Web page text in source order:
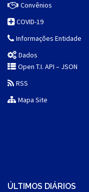
Convênios
COVID-19
Informações Entidade
Dados
Open T.I. API – JSON
RSS
Mapa Site
ÚLTIMOS DIÁRIOS